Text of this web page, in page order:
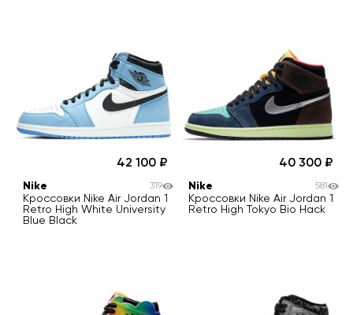
42 100
Nike
Кроссовки Nike Air Jordan 1
Retro High White University
Blue Black
319
40 300
Nike
Кроссовки Nike Air Jordan 1
Retro High Tokyo Bio Hack
581